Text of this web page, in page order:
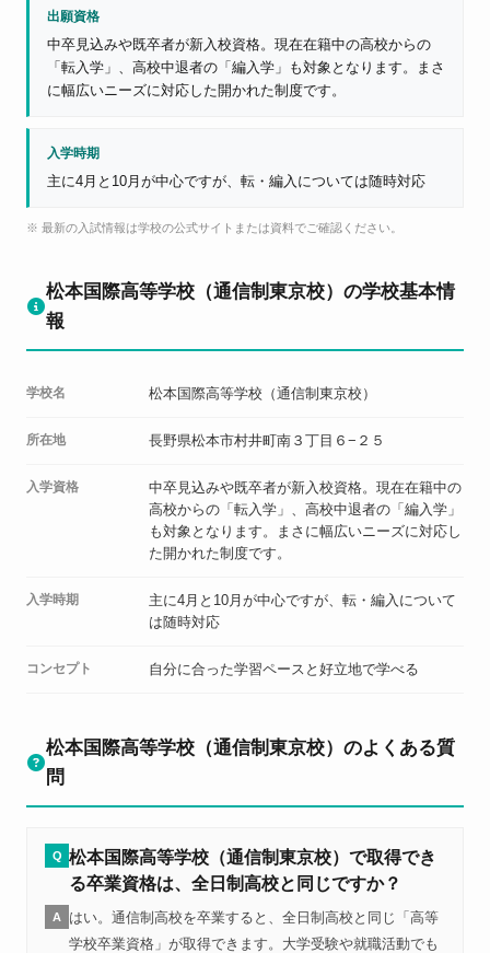
出願資格
中卒見込みや既卒者が新入校資格。現在在籍中の高校からの
「転入学」、高校中退者の「編入学」も対象となります。まさ
に幅広いニーズに対応した開かれた制度です。
入学時期
主に4月と10月が中心ですが、転・編入については随時対応
※ 最新の入試情報は学校の公式サイトまたは資料でご確認ください。
松本国際高等学校（通信制東京校）の学校基本情
報
学校名 松本国際高等学校（通信制東京校）
所在地 長野県松本市村井町南３丁目６−２５
入学資格
中卒見込みや既卒者が新入校資格。現在在籍中の
高校からの「転入学」、高校中退者の「編入学」
も対象となります。まさに幅広いニーズに対応し
た開かれた制度です。
入学時期
主に4月と10月が中心ですが、転・編入について
は随時対応
コンセプト 自分に合った学習ペースと好立地で学べる
松本国際高等学校（通信制東京校）のよくある質
問
Q 松本国際高等学校（通信制東京校）で取得でき
る卒業資格は、全日制高校と同じですか？
A
はい。通信制高校を卒業すると、全日制高校と同じ「高等
学校卒業資格」が取得できます。大学受験や就職活動でも